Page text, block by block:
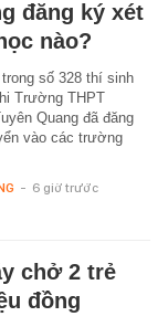
đăng ký xét
nào?
số 328 thí sinh
Trường THPT
Quang đã đăng
vào các trường
- 6 giờ trước
chở 2 trẻ
đồng